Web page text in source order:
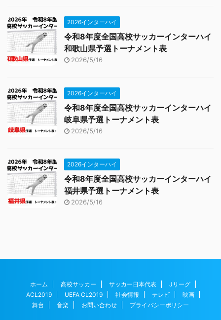
2026インターハイ
令和8年度全国高校サッカーインターハイ
和歌山県予選トーナメント表
2026/5/16
2026インターハイ
令和8年度全国高校サッカーインターハイ
岐阜県予選トーナメント表
2026/5/16
2026インターハイ
令和8年度全国高校サッカーインターハイ
福井県予選トーナメント表
2026/5/16
ホーム 高校サッカー サッカー日本代表
Jリーグ
ACL2019
UEFA CL2019 社会情報 テレビ
映画
舞台
音楽 お問い合わせ プライバシーポリシー